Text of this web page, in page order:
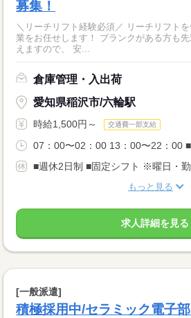
募集！
＼リーチリフト経験必須／ リーチリフトを使用し、 製菓の入出荷作
業をお任せします！ ブランクがある方も先輩スタッフがしっかり教
えますので、 安...
倉庫管理・入出荷
愛知県稲沢市/六輪駅
時給1,500円～ 交通費一部支給
07：00〜02：00 13：00〜22：00 ■
■週休2日制 ■固定シフト ※曜日・勤
もっと見る
求人詳細を見る
[一般派遣]
積極採用中/セラミック電子